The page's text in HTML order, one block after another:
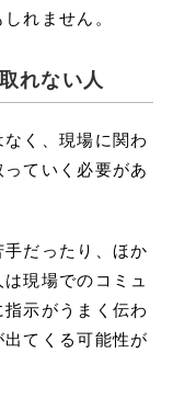
れません。
れない人
く、現場に関わ
ていく必要があ
だったり、ほか
現場でのコミュ
示がうまく伝わ
てくる可能性が